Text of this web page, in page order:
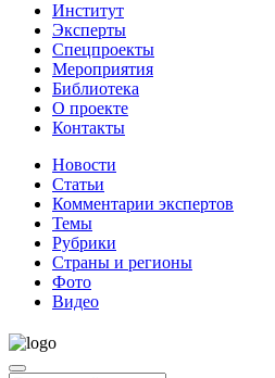
Институт
Эксперты
Спецпроекты
Мероприятия
Библиотека
О проекте
Контакты
Новости
Статьи
Комментарии экспертов
Темы
Рубрики
Страны и регионы
Фото
Видео